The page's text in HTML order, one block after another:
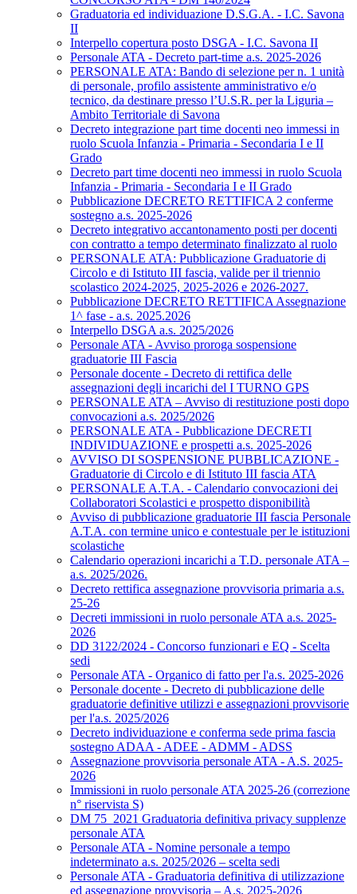
Graduatoria ed individuazione D.S.G.A. - I.C. Savona
II
Interpello copertura posto DSGA - I.C. Savona II
Personale ATA - Decreto part-time a.s. 2025-2026
PERSONALE ATA: Bando di selezione per n. 1 unità
di personale, profilo assistente amministrativo e/o
tecnico, da destinare presso l’U.S.R. per la Liguria –
Ambito Territoriale di Savona
Decreto integrazione part time docenti neo immessi in
ruolo Scuola Infanzia - Primaria - Secondaria I e II
Grado
Decreto part time docenti neo immessi in ruolo Scuola
Infanzia - Primaria - Secondaria I e II Grado
Pubblicazione DECRETO RETTIFICA 2 conferme
sostegno a.s. 2025-2026
Decreto integrativo accantonamento posti per docenti
con contratto a tempo determinato finalizzato al ruolo
PERSONALE ATA: Pubblicazione Graduatorie di
Circolo e di Istituto III fascia, valide per il triennio
scolastico 2024-2025, 2025-2026 e 2026-2027.
Pubblicazione DECRETO RETTIFICA Assegnazione
1^ fase - a.s. 2025.2026
Interpello DSGA a.s. 2025/2026
Personale ATA - Avviso proroga sospensione
graduatorie III Fascia
Personale docente - Decreto di rettifica delle
assegnazioni degli incarichi del I TURNO GPS
PERSONALE ATA – Avviso di restituzione posti dopo
convocazioni a.s. 2025/2026
PERSONALE ATA - Pubblicazione DECRETI
INDIVIDUAZIONE e prospetti a.s. 2025-2026
AVVISO DI SOSPENSIONE PUBBLICAZIONE -
Graduatorie di Circolo e di Istituto III fascia ATA
PERSONALE A.T.A. - Calendario convocazioni dei
Collaboratori Scolastici e prospetto disponibilità
Avviso di pubblicazione graduatorie III fascia Personale
A.T.A. con termine unico e contestuale per le istituzioni
scolastiche
Calendario operazioni incarichi a T.D. personale ATA –
a.s. 2025/2026.
Decreto rettifica assegnazione provvisoria primaria a.s.
25-26
Decreti immissioni in ruolo personale ATA a.s. 2025-
2026
DD 3122/2024 - Concorso funzionari e EQ - Scelta
sedi
Personale ATA - Organico di fatto per l'a.s. 2025-2026
Personale docente - Decreto di pubblicazione delle
graduatorie definitive utilizzi e assegnazioni provvisorie
per l'a.s. 2025/2026
Decreto individuazione e conferma sede prima fascia
sostegno ADAA - ADEE - ADMM - ADSS
Assegnazione provvisoria personale ATA - A.S. 2025-
2026
Immissioni in ruolo personale ATA 2025-26 (correzione
n° riservista S)
DM 75_2021 Graduatoria definitiva privacy supplenze
personale ATA
Personale ATA - Nomine personale a tempo
indeterminato a.s. 2025/2026 – scelta sedi
Personale ATA - Graduatoria definitiva di utilizzazione
ed assegnazione provvisoria – A.s. 2025-2026